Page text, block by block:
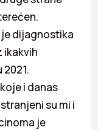
dijagnostika
ikakvih
i danas
su mi i
je